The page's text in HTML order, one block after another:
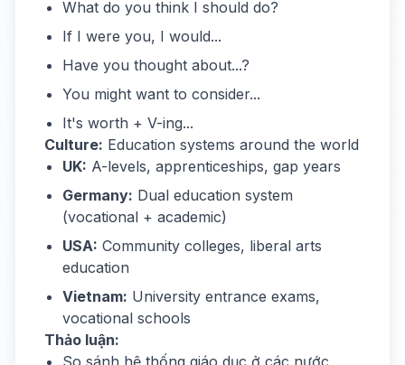
What do you think I should do?
If I were you, I would...
Have you thought about...?
You might want to consider...
It's worth + V-ing...
Culture: Education systems around the world
UK: A-levels, apprenticeships, gap years
Germany: Dual education system
(vocational + academic)
USA: Community colleges, liberal arts
education
Vietnam: University entrance exams,
vocational schools
Thảo luận:
So sánh hệ thống giáo dục ở các nước